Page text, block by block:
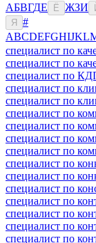
АБВГДЕ Ё ЖЗИ
Я
#
ABCDEFGHIJKL
специалист по
специалист по
специалист по
специалист по
специалист по
специалист по
специалист по
специалист по
специалист по
специалист по
специалист по
специалист по
специалист по
специалист по
специалист по
специалист по